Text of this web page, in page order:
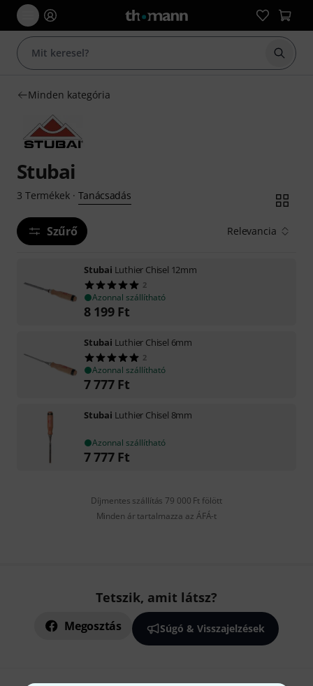
Minden kategória
Stubai
3 Termékek· Tanácsadás
Szűrő Relevancia
Stubai Luthier Chisel 12mm
2
Azonnal szállítható
8 199 Ft
Stubai Luthier Chisel 6mm
2
Azonnal szállítható
7 777 Ft
Stubai Luthier Chisel 8mm
Azonnal szállítható
7 777 Ft
Díjmentes szállítás 79 000 Ft fölött
Minden ár tartalmazza az ÁFÁ-t
Tetszik, amit látsz?
Megosztás Súgó & Visszajelzések